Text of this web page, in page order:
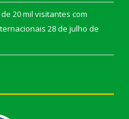
20 mil visitantes com
28 de julho de